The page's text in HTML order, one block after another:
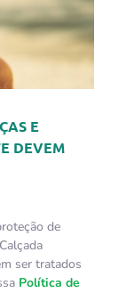
E
DEVEM
de
ser tratados
Política de